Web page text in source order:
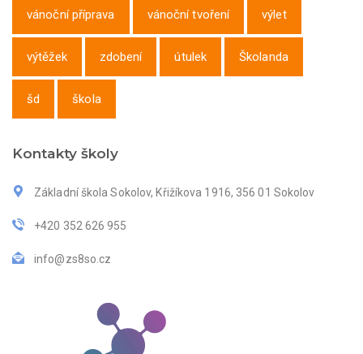
vánoční příprava vánoční tvoření výlet
výtěžek zdobení útulek Školanda
šd škola
Kontakty školy
Základní škola Sokolov, Křižíkova 1916, 356 01 Sokolov
+420 352 626 955
info@zs8so.cz